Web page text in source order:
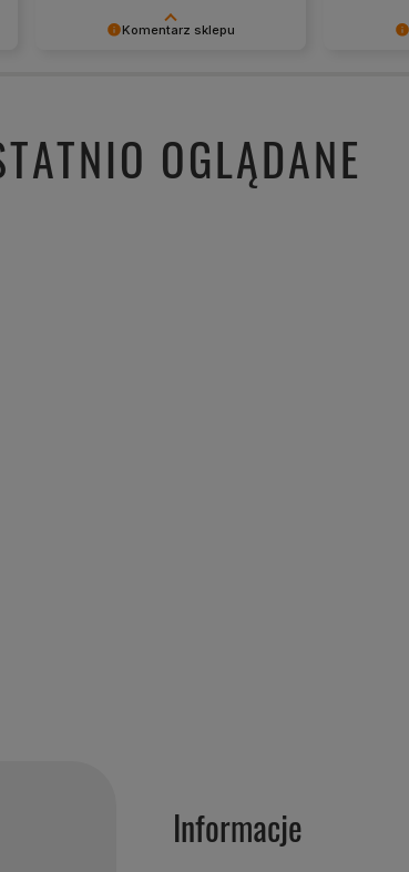
Komentarz sklepu
nami Twoimi doświadczeniami. Do
zobaczenia!
OGLĄDANE
Informacje